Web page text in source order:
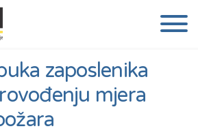
zaposlenika
mjera